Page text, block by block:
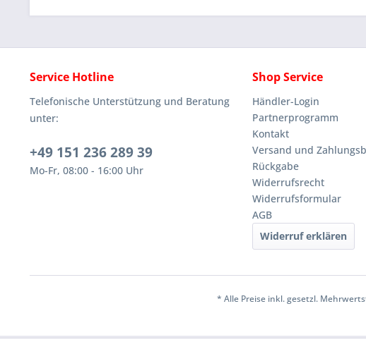
Service Hotline
Telefonische Unterstützung und Beratung
unter:
+49 151 236 289 39
Mo-Fr, 08:00 - 16:00 Uhr
Shop Service
Händler-Login
Partnerprogramm
Kontakt
Versand und
Rückgabe
Widerrufsrecht
Widerrufsformular
AGB
Widerruf erklären
* Alle Preise inkl. gesetzl.